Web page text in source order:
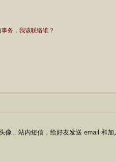
务，我该联络谁？
，站内短信，给好友发送 email 和加